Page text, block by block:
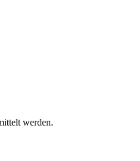
werden.